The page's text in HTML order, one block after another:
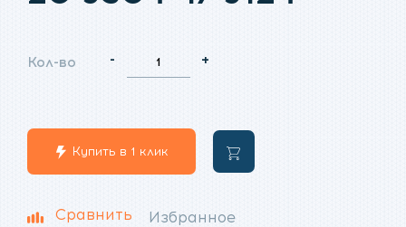
составляла
20
950
₽.
Кол-во - +
Купить в 1 клик
В
корзину
Сравнить Избранное